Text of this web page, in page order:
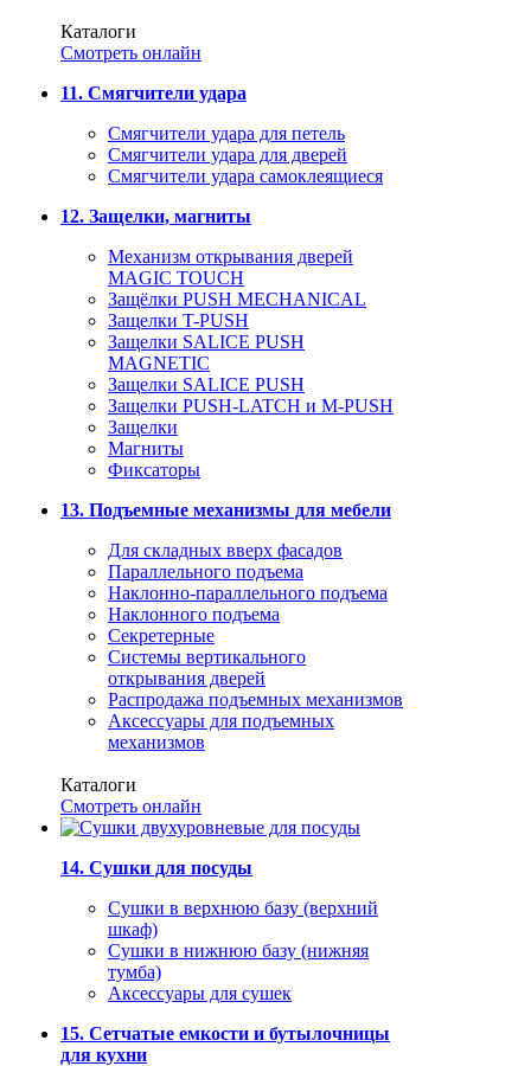
Каталоги
Смотреть онлайн
11. Смягчители удара
Смягчители удара для петель
Смягчители удара для дверей
Cмягчители удара самоклеящиеся
12. Защелки, магниты
Механизм открывания дверей
MAGIC TOUCH
Защёлки PUSH MECHANICAL
Защелки T-PUSH
Защелки SALICE PUSH
MAGNETIC
Защелки SALICE PUSH
Защелки PUSH-LATCH и M-PUSH
Защелки
Магниты
Фиксаторы
13. Подъемные механизмы для мебели
Для складных вверх фасадов
Параллельного подъема
Наклонно-параллельного подъема
Наклонного подъема
Секретерные
Системы вертикального
открывания дверей
Распродажа подъемных механизмов
Аксессуары для подъемных
механизмов
Каталоги
Смотреть онлайн
14. Сушки для посуды
Сушки в верхнюю базу (верхний
шкаф)
Сушки в нижнюю базу (нижняя
тумба)
Аксессуары для сушек
15. Сетчатые емкости и бутылочницы
для кухни